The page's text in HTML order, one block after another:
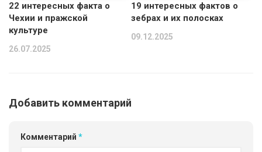
22 интересных факта о
Чехии и пражской
культуре
26.07.2025
19 интересных фактов о
зебрах и их полосках
09.12.2025
Добавить комментарий
Комментарий *